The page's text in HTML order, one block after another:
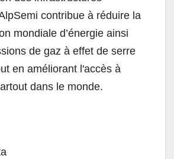
contribue à réduire la
mondiale d’énergie ainsi
de gaz à effet de serre
en améliorant l'accès à
dans le monde.